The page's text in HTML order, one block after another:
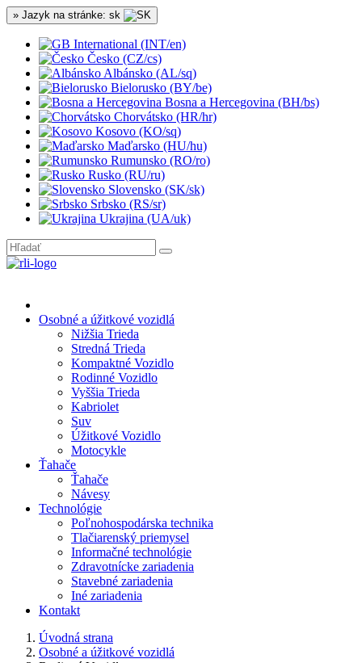
» Jazyk na stránke: sk
International (INT/en)
Česko (CZ/cs)
Albánsko (AL/sq)
Bielorusko (BY/be)
Bosna a Hercegovina (BH/bs)
Chorvátsko (HR/hr)
Kosovo (KO/sq)
Maďarsko (HU/hu)
Rumunsko (RO/ro)
Rusko (RU/ru)
Slovensko (SK/sk)
Srbsko (RS/sr)
Ukrajina (UA/uk)
Osobné a úžitkové vozidlá
Nižšia Trieda
Stredná Trieda
Kompaktné Vozidlo
Rodinné Vozidlo
Vyššia Trieda
Kabriolet
Suv
Úžitkové Vozidlo
Motocykle
Ťahače
Ťahače
Návesy
Technológie
Poľnohospodárska technika
Tlačiarenský priemysel
Informačné technológie
Zdravotnícke zariadenia
Stavebné zariadenia
Iné zariadenia
Kontakt
Úvodná strana
Osobné a úžitkové vozidlá